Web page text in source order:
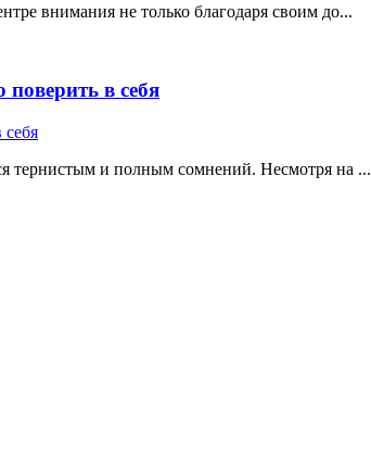
внимания не только благодаря своим до...
в себя
тернистым и полным сомнений. Несмотря на ...